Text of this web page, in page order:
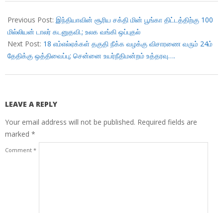
11-
21
Previous Post: இந்தியாவின் சூரிய சக்தி மின் பூங்கா திட்டத்திற்கு 100
மில்லியன் டாலர் கடனுதவி.; உலக வங்கி ஒப்புதல்
Next Post: 18 எம்எல்ஏக்கள் தகுதி நீக்க வழக்கு விசாரணை வரும் 24ம்
தேதிக்கு ஒத்திவைப்பு; சென்னை உயர்நீதிமன்றம் உத்தரவு….
LEAVE A REPLY
Your email address will not be published. Required fields are
marked *
Comment *